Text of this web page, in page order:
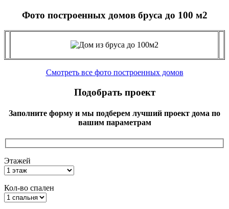
Фото построенных домов бруса до 100 м2
Смотреть все фото построенных домов
Подобрать проект
Заполните форму и мы подберем лучший проект дома по
вашим параметрам
Этажей
Кол-во спален